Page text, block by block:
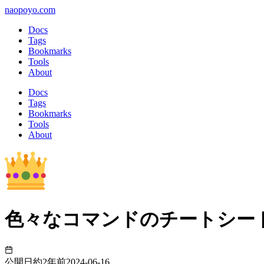
naopoyo.com
Docs
Tags
Bookmarks
Tools
About
Docs
Tags
Bookmarks
Tools
About
色々なコマンドのチートシー
公開日 約2年前2024-06-16